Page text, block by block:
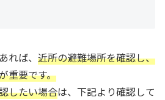
れば、 近所の避難場所を確認し、
重要です。
したい場合は、下記より確認して